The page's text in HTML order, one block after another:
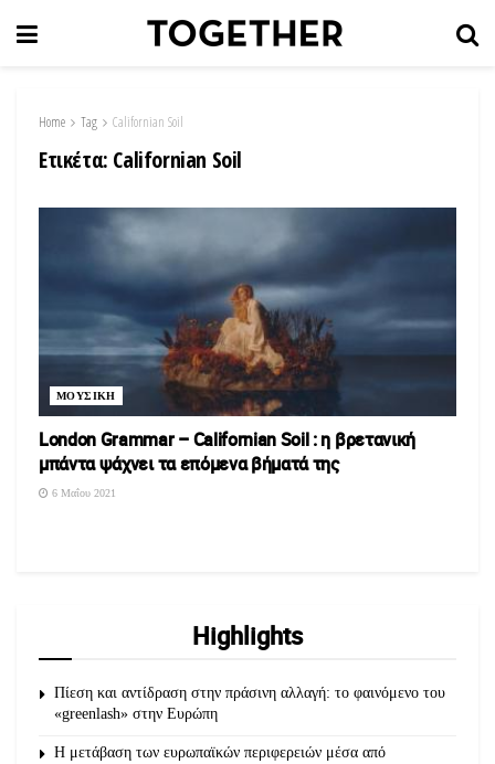
Home Tag Californian Soil
Ετικέτα: Californian Soil
ΜΟΥΣΙΚΗ
London Grammar – Californian Soil : η βρετανική
μπάντα ψάχνει τα επόμενα βήματά της
6 Μαΐου 2021
Highlights
Πίεση και αντίδραση στην πράσινη αλλαγή: το φαινόμενο του
«greenlash» στην Ευρώπη
Η μετάβαση των ευρωπαϊκών περιφερειών μέσα από